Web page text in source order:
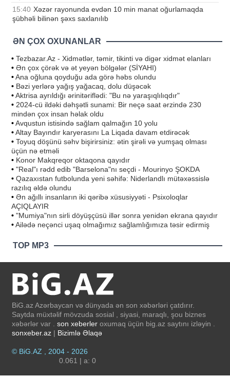
15:40 Xəzər rayonunda evdən 10 min manat oğurlamaqda
şübhəli bilinən şəxs saxlanılıb
ƏN ÇOX OXUNANLAR
• Tezbazar.Az - Xidmətlər, təmir, tikinti və digər xidmət elanları
• Ən çox çörək və ət yeyən bölgələr (SİYAHI)
•Ana oğluna qoyduğu ada görə həbs olundu
• Bəzi yerlərə yağış yağacaq, dolu düşəcək
•Aktrisa ayrıldığı ərinitəriflədi: "Bu nə yaraşıqlılıqdır"
• 2024-cü ildəki dəhşətli sunami: Bir neçə saat ərzində 230
mindən çox insan həlak oldu
•Avqustun istisində sağlam qalmağın 10 yolu
•Altay Bayındır karyerasını La Liqada davam etdirəcək
• Toyuq döşünü səhv bişirirsiniz: ətin şirəli və yumşaq olması
üçün nə etməli
• Konor Makqreqor oktaqona qayıdır
• "Real"ı rədd edib "Barselona"nı seçdi - Mourinyo ŞOKDA
• Qazaxıstan futbolunda yeni səhifə: Niderlandlı mütəxəssislə
razılıq əldə olundu
• Ən ağıllı insanların iki qəribə xüsusiyyəti - Psixoloqlar
AÇIQLAYIR
• "Mumiya"nın sirli döyüşçüsü illər sonra yenidən ekrana qayıdır
•Ailədə neçənci uşaq olmağımız sağlamlığımıza təsir edirmiş
TOP MP3
BiG.az Azərbaycan və dünyada ən son xəbərləri çatdırır.
Saytda müxtəlif mövzuda sosial , siyasi, maraqlı, şou biznes
xəbərlər var . son xeberler oxumaq üçün big.az saytını izləyin .
sonxeber.az | Bizimlə Əlaqə
© BiG.AZ , 2004 - 2026
0.061 | a: 0